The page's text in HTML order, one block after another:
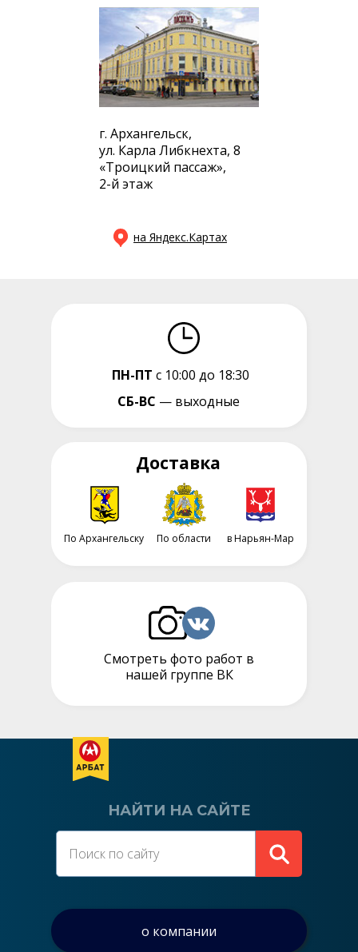
о компании
Смотреть фото работ в
нашей группе ВК
ПН-ПТ с 10:00 до 18:30
СБ-ВС — выходные
г. Архангельск,
ул. Карла Либкнехта, 8
«Троицкий пассаж»,
2-й этаж
на Яндекс.Картах
Доставка
По Архангельску в Нарьян-Мар
По области
НАЙТИ НА САЙТЕ